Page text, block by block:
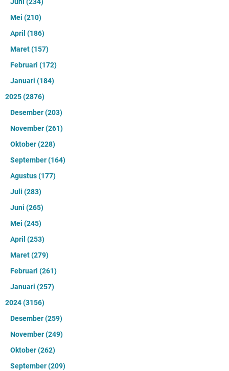
Juni (234)
Mei (210)
April (186)
Maret(157)
Februari (172)
Januari (184)
2025(2876)
Desember(203)
November(261)
Oktober(228)
September(164)
Agustus(177)
Juli (283)
Juni (265)
Mei (245)
April (253)
Maret(279)
Februari (261)
Januari (257)
2024(3156)
Desember(259)
November(249)
Oktober(262)
September(209)